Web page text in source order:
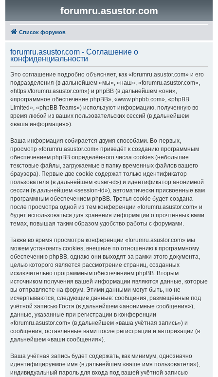
forumru.asustor.com
Список форумов
forumru.asustor.com - Соглашение о
конфиденциальности
Это соглашение подробно объясняет, как «forumru.asustor.com» и его
подразделения (в дальнейшем «мы», «наш», «forumru.asustor.com»,
«https://forumru.asustor.com») и phpBB (в дальнейшем «они»,
«программное обеспечение phpBB», «www.phpbb.com», «phpBB
Limited», «phpBB Teams») используют информацию, полученную во
время любой из ваших пользовательских сессий (в дальнейшем
«ваша информация»).
Ваша информация собирается двумя способами. Во-первых,
просмотр «forumru.asustor.com» приведёт к созданию программным
обеспечением phpBB определённого числа cookies (небольшие
текстовые файлы, загружаемые в папку временных файлов вашего
браузера). Первые две cookie содержат только идентификатор
пользователя (в дальнейшем «user-id») и идентификатор анонимной
сессии (в дальнейшем «session-id»), автоматически присвоенные вам
программным обеспечением phpBB. Третья cookie будет создана
после просмотра одной из тем конференции «forumru.asustor.com» и
будет использоваться для хранения информации о прочтённых вами
темах, повышая таким образом удобство работы с форумами.
Также во время просмотра конференции «forumru.asustor.com» мы
можем установить cookies, внешние по отношению к программному
обеспечению phpBB, однако они выходят за рамки этого документа,
целью которого является рассмотрение страниц, созданных
исключительно программным обеспечением phpBB. Вторым
источником получения вашей информации являются данные, которые
вы отправляете на форум. Этими данными могут быть, но не
исчерпываются, следующие данные: сообщения, размещённые под
учётной записью Гостя (в дальнейшем «анонимные сообщения»),
данные, указанные при регистрации в конференции
«forumru.asustor.com» (в дальнейшем «ваша учётная запись») и
сообщения, оставленные вами после регистрации и авторизации (в
дальнейшем «ваши сообщения»).
Ваша учётная запись будет содержать, как минимум, однозначно
идентифицируемое имя (в дальнейшем «ваше имя пользователя»),
индивидуальный пароль для входа под вашей учётной записью